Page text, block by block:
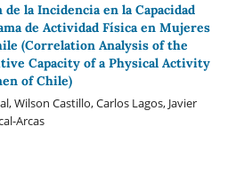
la Incidencia en la Capacidad
de Actividad Física en Mujeres
(Correlation Analysis of the
Capacity of a Physical Activity
of Chile)
Wilson Castillo, Carlos Lagos, Javier
Arcas